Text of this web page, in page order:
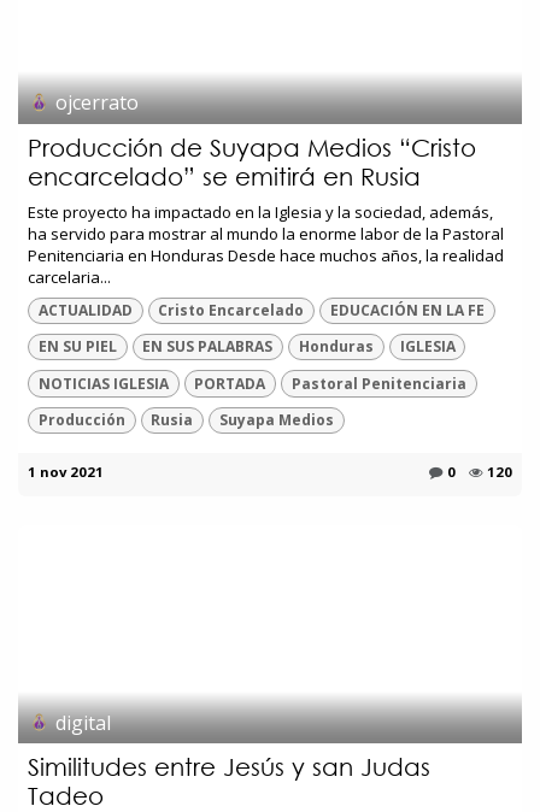
ojcerrato
Producción de Suyapa Medios “Cristo
encarcelado” se emitirá en Rusia
Este proyecto ha impactado en la Iglesia y la sociedad, además,
ha servido para mostrar al mundo la enorme labor de la Pastoral
Penitenciaria en Honduras Desde hace muchos años, la realidad
carcelaria...
ACTUALIDAD Cristo Encarcelado
EDUCACIÓN EN LA FE
EN SU PIEL
EN SUS PALABRAS Honduras
IGLESIA
NOTICIAS IGLESIA
PORTADA
Pastoral Penitenciaria
Producción
Rusia Suyapa Medios
1 nov 2021 0 120
digital
Similitudes entre Jesús y san Judas
Tadeo